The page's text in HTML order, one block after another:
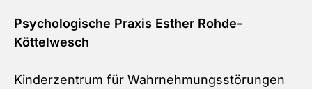
Psychologische Praxis Esther Rohde-
Köttelwesch
Kinderzentrum für Wahrnehmungsstörungen